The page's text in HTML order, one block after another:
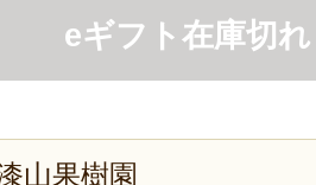
eギフト在庫切れ
山果樹園